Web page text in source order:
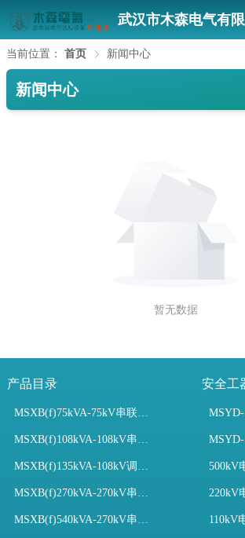
武汉市木森电气有限
当前位置： 首页 新闻中心
新闻中心
暂无数据
产品目录
MSXB(f)75kVA-75kV串联谐振装置
MSXB(f)108kVA-108kV串联谐振试验装置
MSXB(f)135kVA-108kV调频串联谐振试验装置
MSXB(f)270kVA-270kV串联谐振
MSXB(f)540kVA-270kV串联谐振试验装置
安全工
500kV电
220kV电
110kV电